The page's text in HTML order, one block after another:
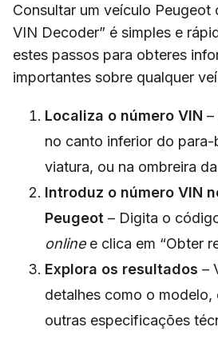
Consultar um veículo Peugeot
VIN Decoder” é simples e
estes passos para obteres
importantes sobre qualquer
Localiza o número VIN –
no canto inferior do
viatura, ou na ombreira
Introduz o número VIN
Peugeot – Digita o
onlinee clica em “Obter
Explora os resultados –
detalhes como o
outras especificações